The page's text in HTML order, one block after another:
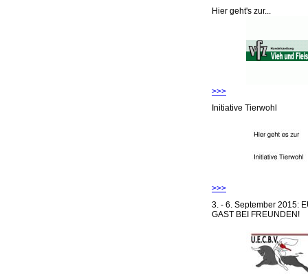
Hier geht's zur...
>>>
Initiative Tierwohl
>>>
3. - 6. September 2015:
GAST BEI FREUNDEN!